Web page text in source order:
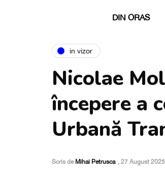
DIN ORAS
in vizor
Nicolae
începere a
Urbană
Scris de Mihai Petrusca , 27 August 2025